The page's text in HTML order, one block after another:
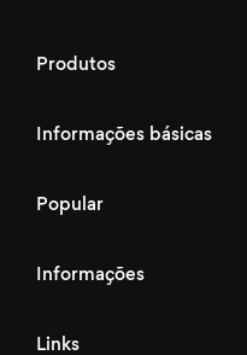
Produtos
Informações básicas
Popular
Informações
Links